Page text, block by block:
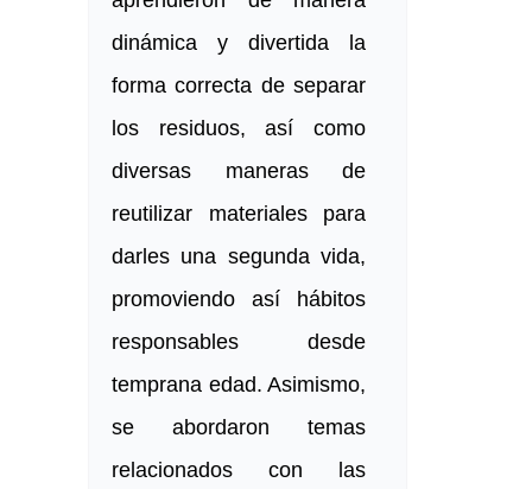
dinámica y divertida la
forma correcta de separar
los residuos, así como
diversas maneras de
reutilizar materiales para
darles una segunda vida,
promoviendo así hábitos
responsables desde
temprana edad. Asimismo,
se abordaron temas
relacionados con las